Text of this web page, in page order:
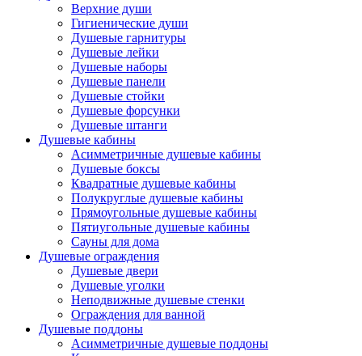
Верхние души
Гигиенические души
Душевые гарнитуры
Душевые лейки
Душевые наборы
Душевые панели
Душевые стойки
Душевые форсунки
Душевые штанги
Душевые кабины
Асимметричные душевые кабины
Душевые боксы
Квадратные душевые кабины
Полукруглые душевые кабины
Прямоугольные душевые кабины
Пятиугольные душевые кабины
Сауны для дома
Душевые ограждения
Душевые двери
Душевые уголки
Неподвижные душевые стенки
Ограждения для ванной
Душевые поддоны
Асимметричные душевые поддоны